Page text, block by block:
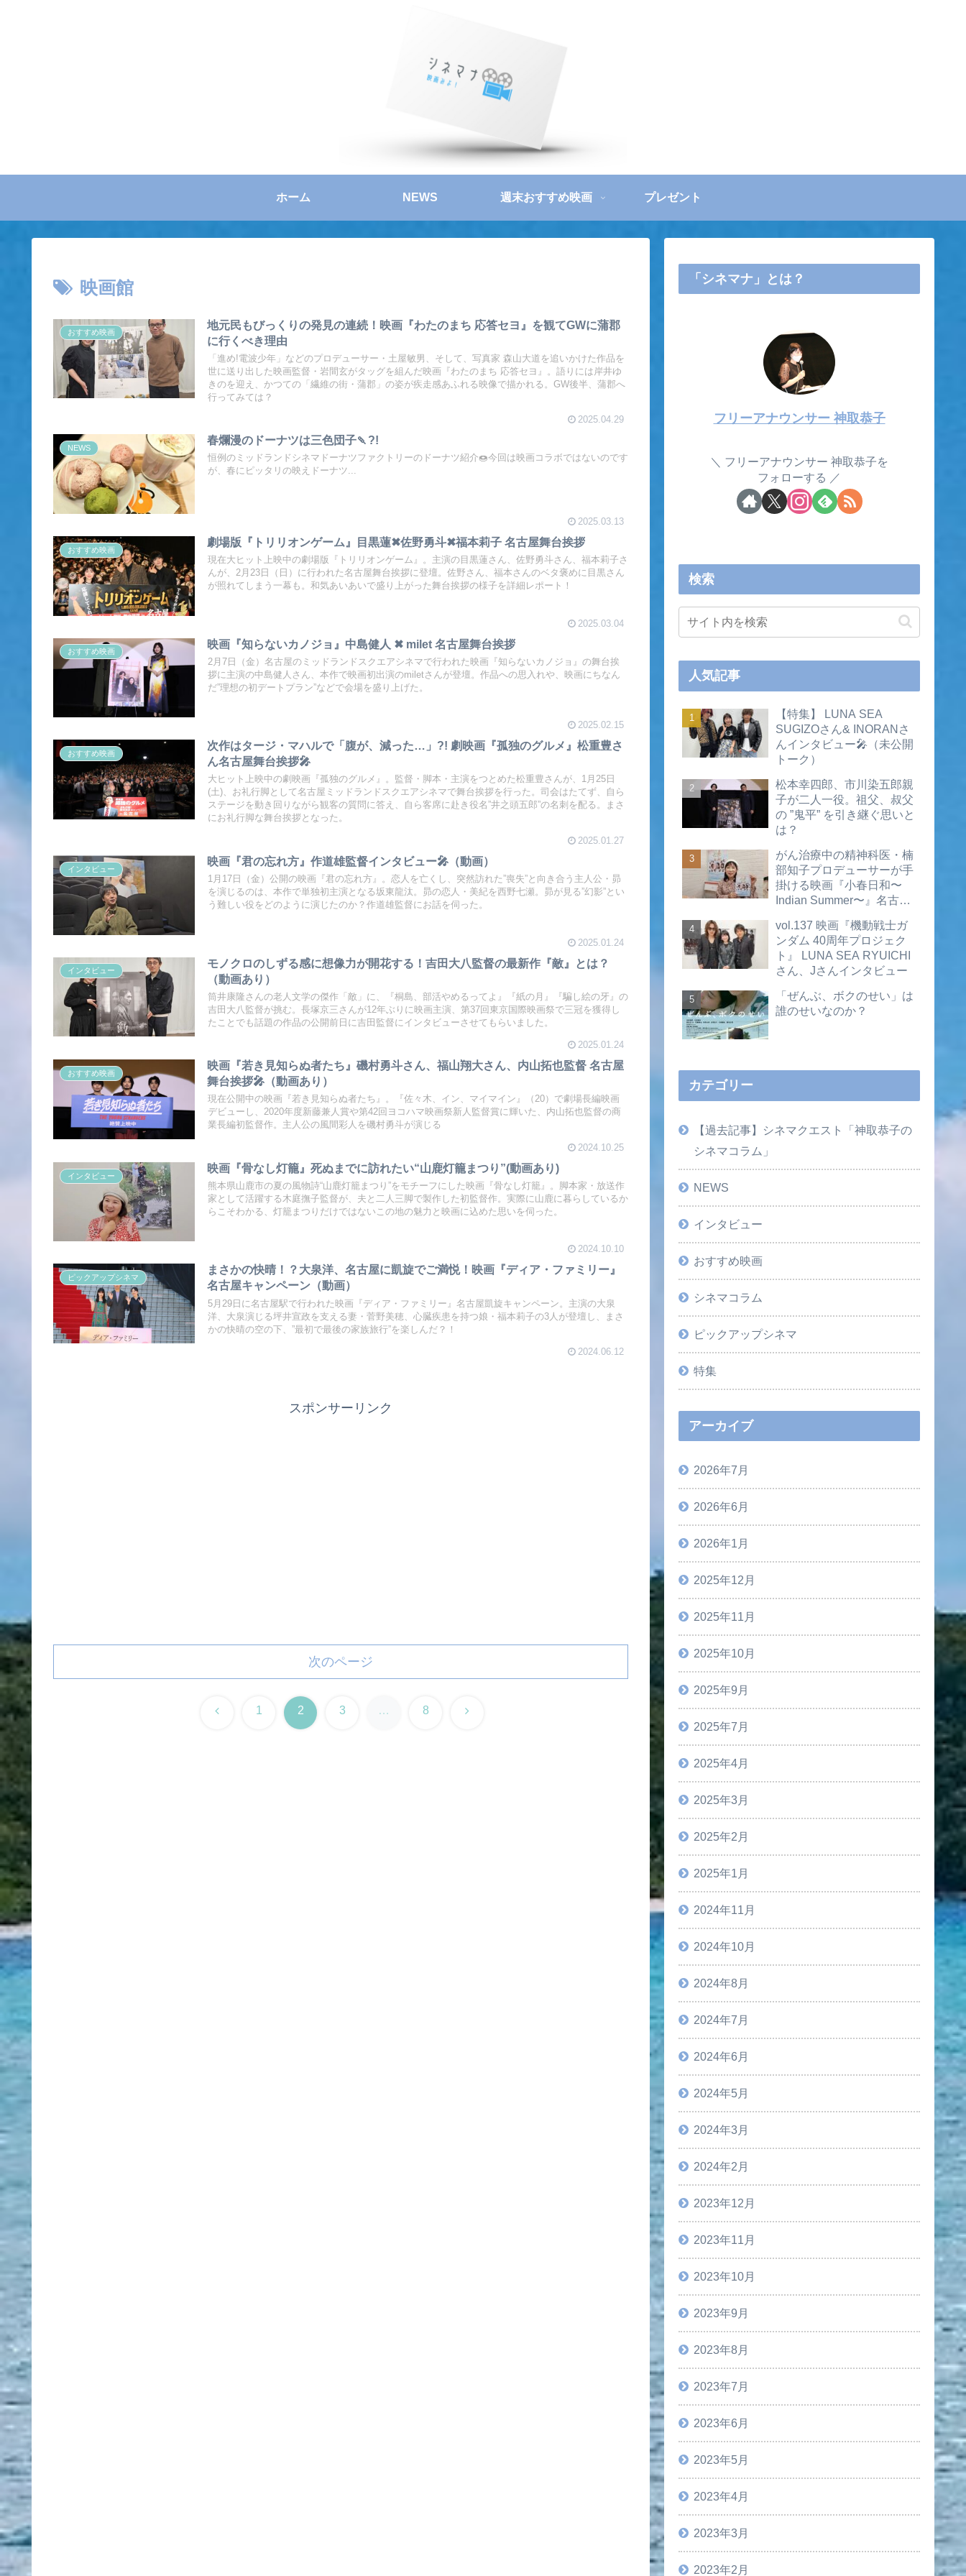
ホーム NEWS 週末おすすめ映画 プレゼント
映画館
おすすめ映画
地元民もびっくりの発見の連続！映画『わたのまち 応答セヨ』を観てGWに蒲郡
に行くべき理由
「進め!電波少年」などのプロデューサー・土屋敏男、そして、写真家 森山大道を追いかけた作品を
世に送り出した映画監督・岩間玄がタッグを組んだ映画『わたのまち 応答セヨ』。語りには岸井ゆ
きのを迎え、かつての「繊維の街・蒲郡」の姿が疾走感あふれる映像で描かれる。GW後半、蒲郡へ
行ってみては？
2025.04.29
NEWS
春爛漫のドーナツは三色団子🍡?!
恒例のミッドランドシネマドーナツファクトリーのドーナツ紹介🍩今回は映画コラボではないのです
が、春にピッタリの映えドーナツ...
2025.03.13
おすすめ映画
劇場版『トリリオンゲーム』目黒蓮✖佐野勇斗✖福本莉子 名古屋舞台挨拶
現在大ヒット上映中の劇場版『トリリオンゲーム』。主演の目黒蓮さん、佐野勇斗さん、福本莉子さ
んが、2月23日（日）に行われた名古屋舞台挨拶に登壇。佐野さん、福本さんのベタ褒めに目黒さん
が照れてしまう一幕も。和気あいあいで盛り上がった舞台挨拶の様子を詳細レポート！
2025.03.04
おすすめ映画
映画『知らないカノジョ』中島健人 ✖ milet 名古屋舞台挨拶
2月7日（金）名古屋のミッドランドスクエアシネマで行われた映画『知らないカノジョ』の舞台挨
拶に主演の中島健人さん、本作で映画初出演のmiletさんが登壇。作品への思入れや、映画にちなん
だ”理想の初デートプラン”などで会場を盛り上げた。
2025.02.15
おすすめ映画
次作はタージ・マハルで「腹が、減った…」?! 劇映画『孤独のグルメ』松重豊さ
ん名古屋舞台挨拶🎤
大ヒット上映中の劇映画『孤独のグルメ』。監督・脚本・主演をつとめた松重豊さんが、1月25日
(土)、お礼行脚として名古屋ミッドランドスクエアシネマで舞台挨拶を行った。司会はたてず、自ら
ステージを動き回りながら観客の質問に答え、自ら客席に赴き役名”井之頭五郎”の名刺を配る。まさ
にお礼行脚な舞台挨拶となった。
2025.01.27
インタビュー
映画『君の忘れ方』作道雄監督インタビュー🎤（動画）
1月17日（金）公開の映画『君の忘れ方』。恋人を亡くし、突然訪れた”喪失”と向き合う主人公・昴
を演じるのは、本作で単独初主演となる坂東龍汰。昴の恋人・美紀を西野七瀬。昴が見る”幻影”とい
う難しい役をどのように演じたのか？作道雄監督にお話を伺った。
2025.01.24
インタビュー
モノクロのしずる感に想像力が開花する！吉田大八監督の最新作『敵』とは？
（動画あり）
筒井康隆さんの老人文学の傑作「敵」に、『桐島、部活やめるってよ』『紙の月』『騙し絵の牙』の
吉田大八監督が挑む。長塚京三さんが12年ぶりに映画主演、第37回東京国際映画祭で三冠を獲得し
たことでも話題の作品の公開前日に吉田監督にインタビューさせてもらいました。
2025.01.24
おすすめ映画
映画『若き見知らぬ者たち』磯村勇斗さん、福山翔大さん、内山拓也監督 名古屋
舞台挨拶🎤（動画あり）
現在公開中の映画『若き見知らぬ者たち』。『佐々木、イン、マイマイン』（20）で劇場長編映画
デビューし、2020年度新藤兼人賞や第42回ヨコハマ映画祭新人監督賞に輝いた、内山拓也監督の商
業長編初監督作。主人公の風間彩人を磯村勇斗が演じる
2024.10.25
インタビュー
映画『骨なし灯籠』死ぬまでに訪れたい“山鹿灯籠まつり”(動画あり)
熊本県山鹿市の夏の風物詩“山鹿灯籠まつり”をモチーフにした映画『骨なし灯籠』。脚本家・放送作
家として活躍する木庭撫子監督が、夫と二人三脚で製作した初監督作。実際に山鹿に暮らしているか
らこそわかる、灯籠まつりだけではないこの地の魅力と映画に込めた思いを伺った。
2024.10.10
ピックアップシネマ
まさかの快晴！？大泉洋、名古屋に凱旋でご満悦！映画『ディア・ファミリー』
名古屋キャンペーン（動画）
5月29日に名古屋駅で行われた映画『ディア・ファミリー』名古屋凱旋キャンペーン。主演の大泉
洋、大泉演じる坪井宣政を支える妻・菅野美穂、心臓疾患を持つ娘・福本莉子の3人が登壇し、まさ
かの快晴の空の下、”最初で最後の家族旅行”を楽しんだ？！
2024.06.12
スポンサーリンク
次のページ
前 1 2 3 … 8 次
「シネマナ」とは？
フリーアナウンサー 神取恭子
フリーアナウンサー 神取恭子を
フォローする
検索
人気記事
【特集】 LUNA SEA
SUGIZOさん& INORANさ
んインタビュー🎤（未公開
トーク）
松本幸四郎、市川染五郎親
子が二人一役。祖父、叔父
の ”鬼平” を引き継ぐ思いと
は？
がん治療中の精神科医・楠
部知子プロデューサーが手
掛ける映画『小春日和〜
Indian Summer〜』名古屋
画あり）
vol.137 映画『機動戦士ガ
ンダム 40周年プロジェク
ト』 LUNA SEA RYUICHI
さん、Jさんインタビュー
「ぜんぶ、ボクのせい」は
誰のせいなのか？
カテゴリー
【過去記事】シネマクエスト「神取恭子の
シネマコラム」
NEWS
インタビュー
おすすめ映画
シネマコラム
ピックアップシネマ
特集
アーカイブ
2026年7月
2026年6月
2026年1月
2025年12月
2025年11月
2025年10月
2025年9月
2025年7月
2025年4月
2025年3月
2025年2月
2025年1月
2024年11月
2024年10月
2024年8月
2024年7月
2024年6月
2024年5月
2024年3月
2024年2月
2023年12月
2023年11月
2023年10月
2023年9月
2023年8月
2023年7月
2023年6月
2023年5月
2023年4月
2023年3月
2023年2月